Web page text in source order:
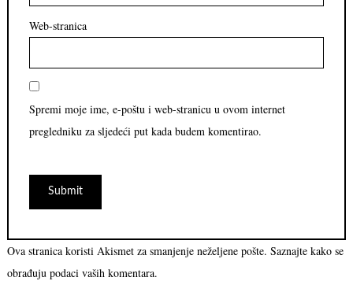
Web-stranica
Spremi moje ime, e-poštu i web-stranicu u ovom internet
pregledniku za sljedeći put kada budem komentirao.
Ova stranica koristi Akismet za smanjenje neželjene pošte. Saznajte kako se
obrađuju podaci vaših komentara.